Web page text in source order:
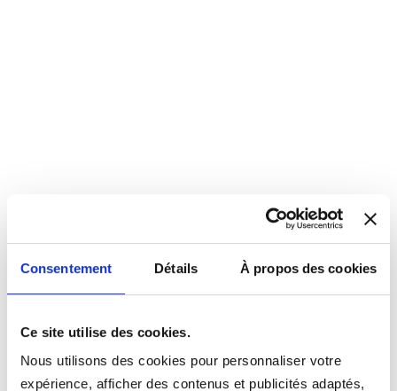
Consentement Détails À propos des cookies
Ce site utilise des cookies.
Nous utilisons des cookies pour personnaliser votre
expérience, afficher des contenus et publicités adaptés,